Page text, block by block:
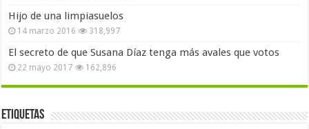
Hijo de una limpiasuelos
14 marzo 2016 318,997
El secreto de que Susana Díaz tenga más avales que votos
22 mayo 2017 162,896
Etiquetas